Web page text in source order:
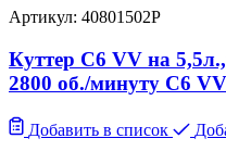
Артикул: 40801502P
Куттер C6 VV на
2800 об./минуту C6 VV
Добавить в список